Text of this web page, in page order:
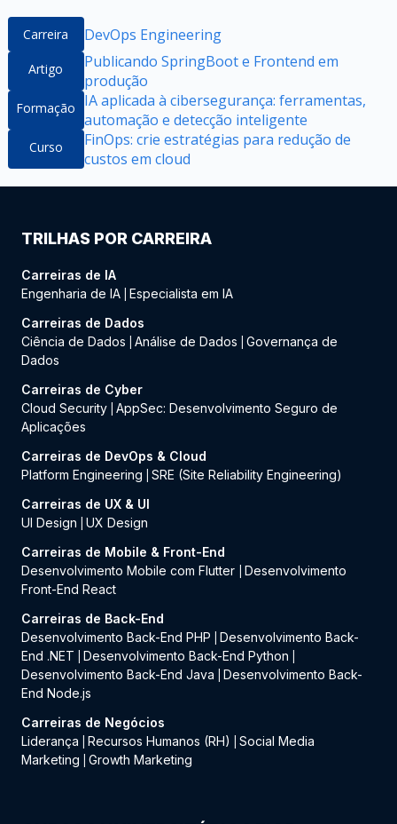
Carreira DevOps Engineering
Artigo
Publicando SpringBoot e Frontend em
produção
Formação
IA aplicada à cibersegurança: ferramentas,
automação e detecção inteligente
Curso
FinOps: crie estratégias para redução de
custos em cloud
TRILHAS POR CARREIRA
Carreiras de IA
Engenharia de IA Especialista em IA
Carreiras de Dados
Ciência de Dados
Análise de Dados
Governança de
Dados
Carreiras de Cyber
Cloud Security AppSec: Desenvolvimento Seguro de
Aplicações
Carreiras de DevOps & Cloud
Platform Engineering
SRE (Site Reliability Engineering)
Carreiras de UX & UI
UI Design
UX Design
Carreiras de Mobile & Front-End
Desenvolvimento Mobile com Flutter
Desenvolvimento
Front-End React
Carreiras de Back-End
Desenvolvimento Back-End PHP
Desenvolvimento Back-
End .NET
Desenvolvimento Back-End Python
Desenvolvimento Back-End Java
Desenvolvimento Back-
End Node.js
Carreiras de Negócios
Liderança
Recursos Humanos (RH)
Social Media
Marketing
Growth Marketing